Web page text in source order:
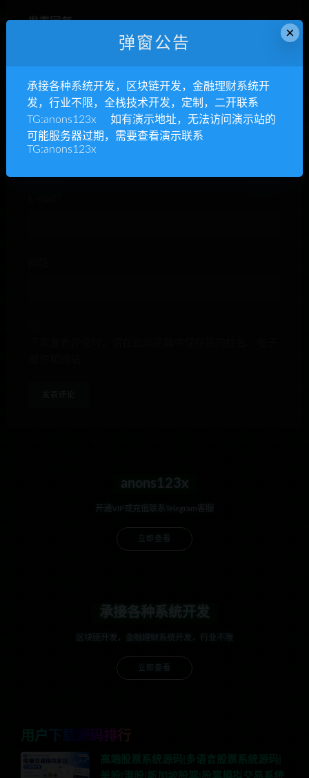
发表回复
昵称*
anons123x
开通VIP或充值联系Telegram客服
立即查看
承接各种系统开发
区块链开发，金融理财系统开发，行业不限
立即查看
用户下载源码排行
高端股票系统源码|多语言股票系统源码|
×
弹窗公告
承接各种系统开发，区块链开发，金融理财系统开
发，行业不限，全栈技术开发，定制，二开联系
TG:anons123x 如有演示地址，无法访问演示站的
可能服务器过期，需要查看演示联系
TG:anons123x